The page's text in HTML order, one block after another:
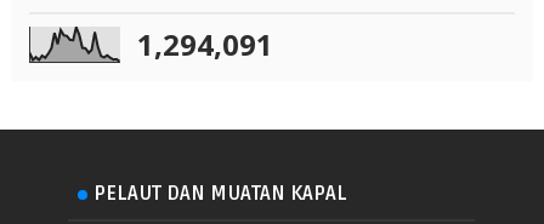
1,294,091
PELAUT DAN MUATAN KAPAL